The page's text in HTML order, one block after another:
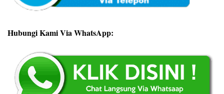
Hubungi Kami Via WhatsApp: